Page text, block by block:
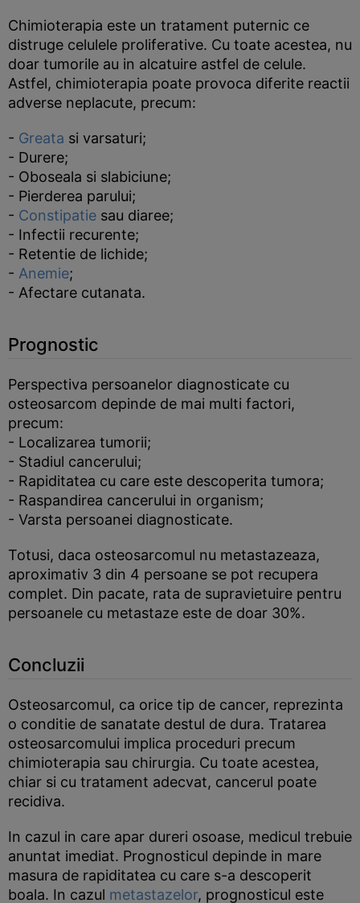
Chimioterapia este un tratament puternic ce
distruge celulele proliferative. Cu toate acestea, nu
doar tumorile au in alcatuire astfel de celule.
Astfel, chimioterapia poate provoca diferite reactii
adverse neplacute, precum:
- Greata si varsaturi;
- Durere;
- Oboseala si slabiciune;
- Pierderea parului;
- Constipatie sau diaree;
- Infectii recurente;
- Retentie de lichide;
- Anemie;
- Afectare cutanata.
Prognostic
Perspectiva persoanelor diagnosticate cu
osteosarcom depinde de mai multi factori,
precum:
- Localizarea tumorii;
- Stadiul cancerului;
- Rapiditatea cu care este descoperita tumora;
- Raspandirea cancerului in organism;
- Varsta persoanei diagnosticate.
Totusi, daca osteosarcomul nu metastazeaza,
aproximativ 3 din 4 persoane se pot recupera
complet. Din pacate, rata de supravietuire pentru
persoanele cu metastaze este de doar 30%.
Concluzii
Osteosarcomul, ca orice tip de cancer, reprezinta
o conditie de sanatate destul de dura. Tratarea
osteosarcomului implica proceduri precum
chimioterapia sau chirurgia. Cu toate acestea,
chiar si cu tratament adecvat, cancerul poate
recidiva.
In cazul in care apar dureri osoase, medicul trebuie
anuntat imediat. Prognosticul depinde in mare
masura de rapiditatea cu care s-a descoperit
boala. In cazul metastazelor, prognosticul este